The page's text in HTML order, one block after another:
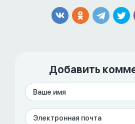
Добавить